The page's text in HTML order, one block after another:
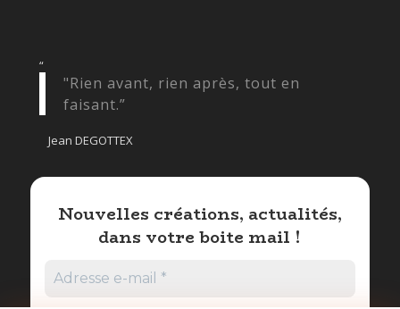
“
"Rien avant, rien après, tout en
faisant.”
Jean DEGOTTEX
Nouvelles créations, actualités,
dans votre boite mail !